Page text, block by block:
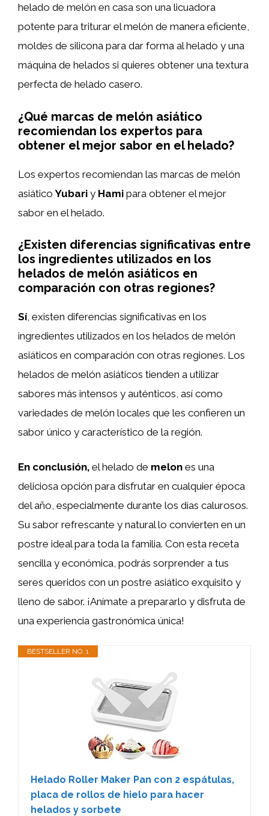
helado de melón en casa son una licuadora
potente para triturar el melón de manera eficiente,
moldes de silicona para dar forma al helado y una
máquina de helados si quieres obtener una textura
perfecta de helado casero.
¿Qué marcas de melón asiático
recomiendan los expertos para
obtener el mejor sabor en el helado?
Los expertos recomiendan las marcas de melón
asiáticoYubari y Hami para obtener el mejor
sabor en el helado.
¿Existen diferencias significativas entre
los ingredientes utilizados en los
helados de melón asiáticos en
comparación con otras regiones?
Sí, existen diferencias significativas en los
ingredientes utilizados en los helados de melón
asiáticos en comparación con otras regiones. Los
helados de melón asiáticos tienden a utilizar
sabores más intensos y auténticos, así como
variedades de melón locales que les confieren un
sabor único y característico de la región.
En conclusión, el helado de melon es una
deliciosa opción para disfrutar en cualquier época
del año, especialmente durante los días calurosos.
Su sabor refrescante y natural lo convierten en un
postre ideal para toda la familia. Con esta receta
sencilla y económica, podrás sorprender a tus
seres queridos con un postre asiático exquisito y
lleno de sabor. ¡Anímate a prepararlo y disfruta de
una experiencia gastronómica única!
BESTSELLER NO. 1
Helado Roller Maker Pan con 2 espátulas,
placa de rollos de hielo para hacer
helados y sorbete